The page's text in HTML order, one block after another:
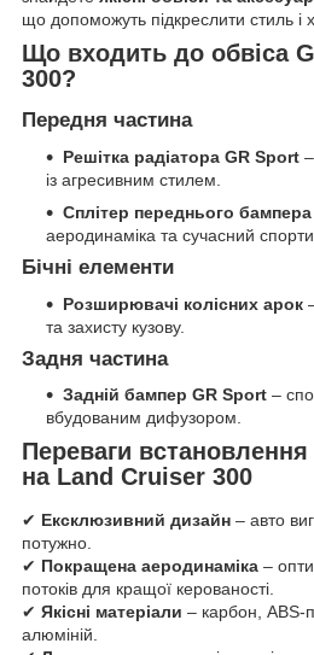
що допоможуть підкреслити стиль і
Що входить до обвіса
300?
Передня частина
Решітка радіатора GR Sport
із агресивним стилем.
Сплітер переднього бампера
аеродинаміка та сучасний
Бічні елементи
Розширювачі колісних арок
та захисту кузову.
Задня частина
Задній бампер GR Sport –
вбудованим дифузором.
Переваги
на Land Cruiser 300
✔ Ексклюзивний дизайн – авто
потужно.
✔ Покращена аеродинаміка –
потоків для кращої керованості.
✔ Якісні матеріали – карбон, ABS-
алюміній.